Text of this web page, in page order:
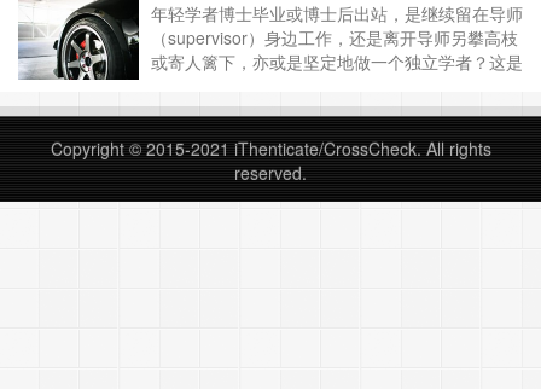
年轻学者博士毕业或博士后出站，是继续留在导师
（supervisor）身边工作，还是离开导师另攀高枝
或寄人篱下，亦或是坚定地做一个独立学者？这是
微生物学教授Laura Piddock的建议，在动辄寻求
其一，他建议年轻学者开启自己的学术生涯时，一
定要远离自己的导师，即使是有……
Copyright © 2015-2021 iThenticate/CrossCheck. All rights
reserved.